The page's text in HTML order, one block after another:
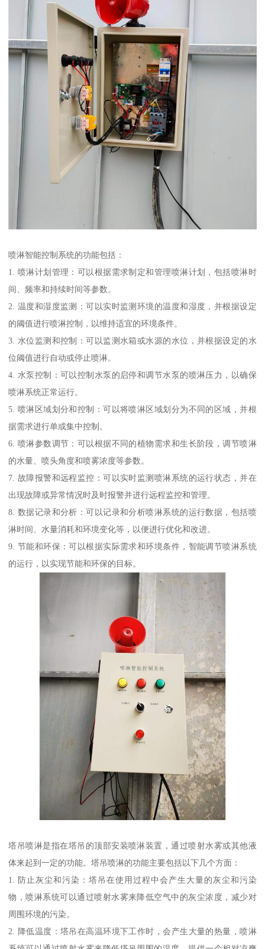
喷淋智能控制系统的功能包括：
1. 喷淋计划管理：可以根据需求制定和管理喷淋计划，包括喷淋时
间、频率和持续时间等参数。
2. 温度和湿度监测：可以实时监测环境的温度和湿度，并根据设定
的阈值进行喷淋控制，以维持适宜的环境条件。
3. 水位监测和控制：可以监测水箱或水源的水位，并根据设定的水
位阈值进行自动或停止喷淋。
4. 水泵控制：可以控制水泵的启停和调节水泵的喷淋压力，以确保
喷淋系统正常运行。
5. 喷淋区域划分和控制：可以将喷淋区域划分为不同的区域，并根
据需求进行单或集中控制。
6. 喷淋参数调节：可以根据不同的植物需求和生长阶段，调节喷淋
的水量、喷头角度和喷雾浓度等参数。
7. 故障报警和远程监控：可以实时监测喷淋系统的运行状态，并在
出现故障或异常情况时及时报警并进行远程监控和管理。
8. 数据记录和分析：可以记录和分析喷淋系统的运行数据，包括喷
淋时间、水量消耗和环境变化等，以便进行优化和改进。
9. 节能和环保：可以根据实际需求和环境条件，智能调节喷淋系统
的运行，以实现节能和环保的目标。
塔吊喷淋是指在塔吊的顶部安装喷淋装置，通过喷射水雾或其他液
体来起到一定的功能。塔吊喷淋的功能主要包括以下几个方面：
1. 防止灰尘和污染：塔吊在使用过程中会产生大量的灰尘和污染
物，喷淋系统可以通过喷射水雾来降低空气中的灰尘浓度，减少对
周围环境的污染。
2. 降低温度：塔吊在高温环境下工作时，会产生大量的热量，喷淋